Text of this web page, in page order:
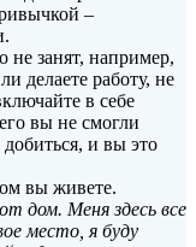
–
не занят, например,
делаете работу, не
в себе
вы не смогли
и вы это
вы живете.
дом. Меня здесь все
место, я буду